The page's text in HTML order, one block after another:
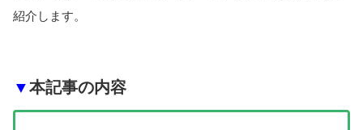
紹介します。
▼本記事の内容